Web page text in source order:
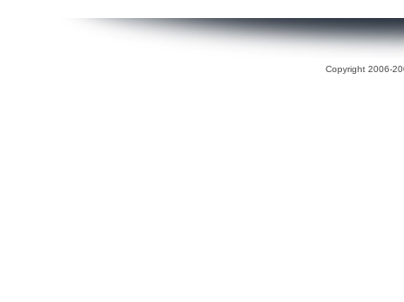
Copyright 2006-